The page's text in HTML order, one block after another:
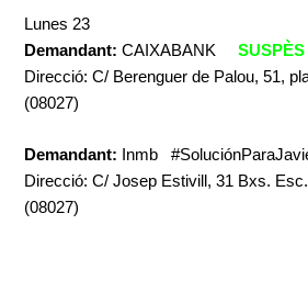
Lunes 23
Demandant: CAIXABANKSUSPÈS
Direcció: C/ Berenguer de Palou, 51,
(08027)
Demandant: Inmb
Direcció: C/ Josep Estivill, 31 Bxs.
(08027)